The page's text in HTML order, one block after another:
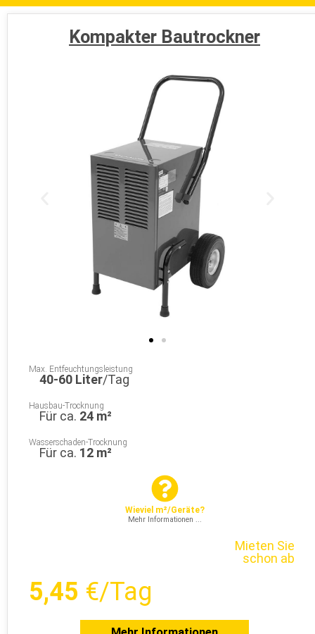
Kompakter Bautrockner
Max. Entfeuchtungsleistung
40-60 Liter/Tag
Hausbau-Trocknung
Für ca. 24 m²
Wasserschaden-Trocknung
Für ca. 12 m²
Wieviel m²/Geräte?
Mehr Informationen ...
Mieten Sie
schon ab
5,45 €/Tag